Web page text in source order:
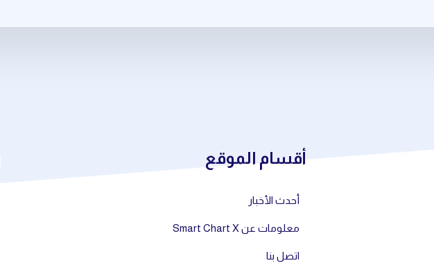
أقسام الموقع
أحدث الأخبار
معلومات عن Smart Chart X
اتصل بنا